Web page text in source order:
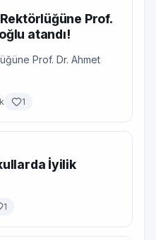
Prof.
atandı!
Prof. Dr. Ahmet
1
İyilik
1